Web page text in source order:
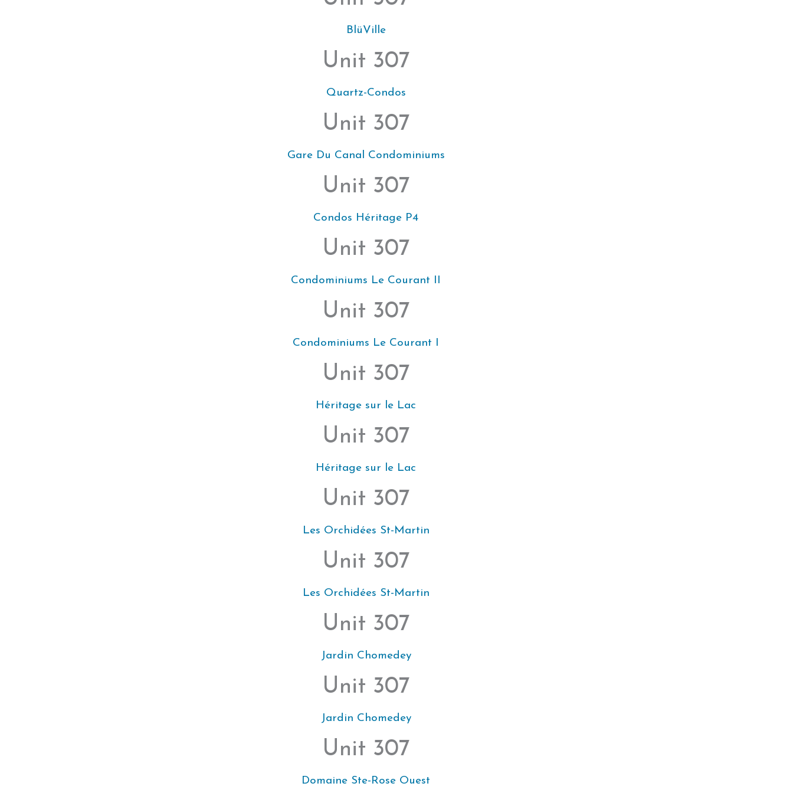
BlüVille
Unit 307
Quartz-Condos
Unit 307
Gare Du Canal Condominiums
Unit 307
Condos Héritage P4
Unit 307
Condominiums Le Courant II
Unit 307
Condominiums Le Courant I
Unit 307
Héritage sur le Lac
Unit 307
Héritage sur le Lac
Unit 307
Les Orchidées St-Martin
Unit 307
Les Orchidées St-Martin
Unit 307
Jardin Chomedey
Unit 307
Jardin Chomedey
Unit 307
Domaine Ste-Rose Ouest